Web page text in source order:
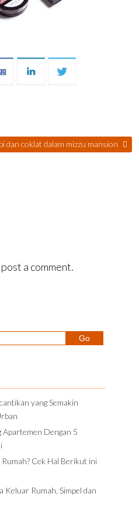
dan coklat dalam mizzu mansion
a comment.
yang Semakin
Apartemen Dengan 5
Cek Hal Berikut ini
Keluar Rumah, Simpel dan